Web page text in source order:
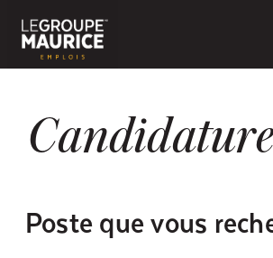
Candidature
Poste que vous